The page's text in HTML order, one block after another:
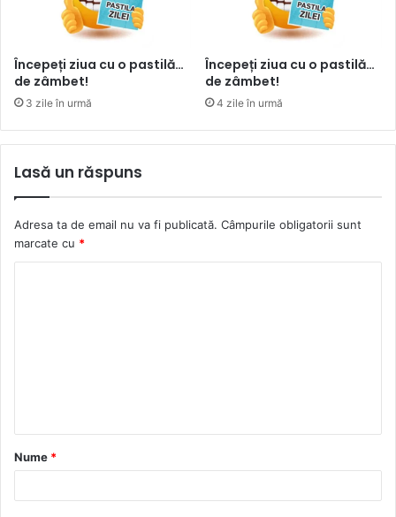
Începeți ziua cu o pastilă…
de zâmbet!
3 zile în urmă
Începeți ziua cu o pastilă…
de zâmbet!
4 zile în urmă
Lasă un răspuns
Adresa ta de email nu va fi publicată. Câmpurile obligatorii sunt
marcate cu *
a
r
Nume *